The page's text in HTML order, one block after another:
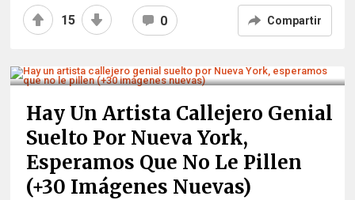
15 0 Compartir
Hay Un Artista Callejero Genial
Suelto Por Nueva York,
Esperamos Que No Le Pillen
(+30 Imágenes Nuevas)